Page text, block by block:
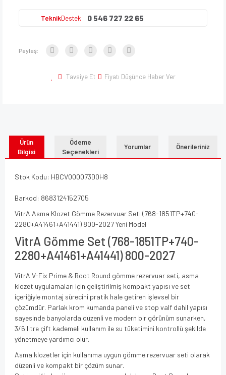
TeknikDestek 0 546 727 22 65
Paylaş:
Tavsiye Et Fiyatı Düşünce Haber Ver
Ürün
Bilgisi
Ödeme
Seçenekleri
Yorumlar Önerileriniz
Stok Kodu: HBCV000073D0H8
Barkod: 8683124152705
VitrA Asma Klozet Gömme Rezervuar Seti (768-1851TP+740-
2280+A41461+A41441) 800-2027 Yeni Model
VitrA Gömme Set (768-1851TP+740-
2280+A41461+A41441) 800-2027
VitrA V-Fix Prime & Root Round gömme rezervuar seti, asma
klozet uygulamaları için geliştirilmiş kompakt yapısı ve set
içeriğiyle montaj sürecini pratik hale getiren işlevsel bir
çözümdür. Parlak krom kumanda paneli ve stop valf dahil yapısı
sayesinde banyolarda düzenli ve modern bir görünüm sunarken,
3/6 litre çift kademeli kullanım ile su tüketimini kontrollü şekilde
yönetmeye yardımcı olur.
Asma klozetler için kullanıma uygun gömme rezervuar seti olarak
düzenli ve kompakt bir çözüm sunar.